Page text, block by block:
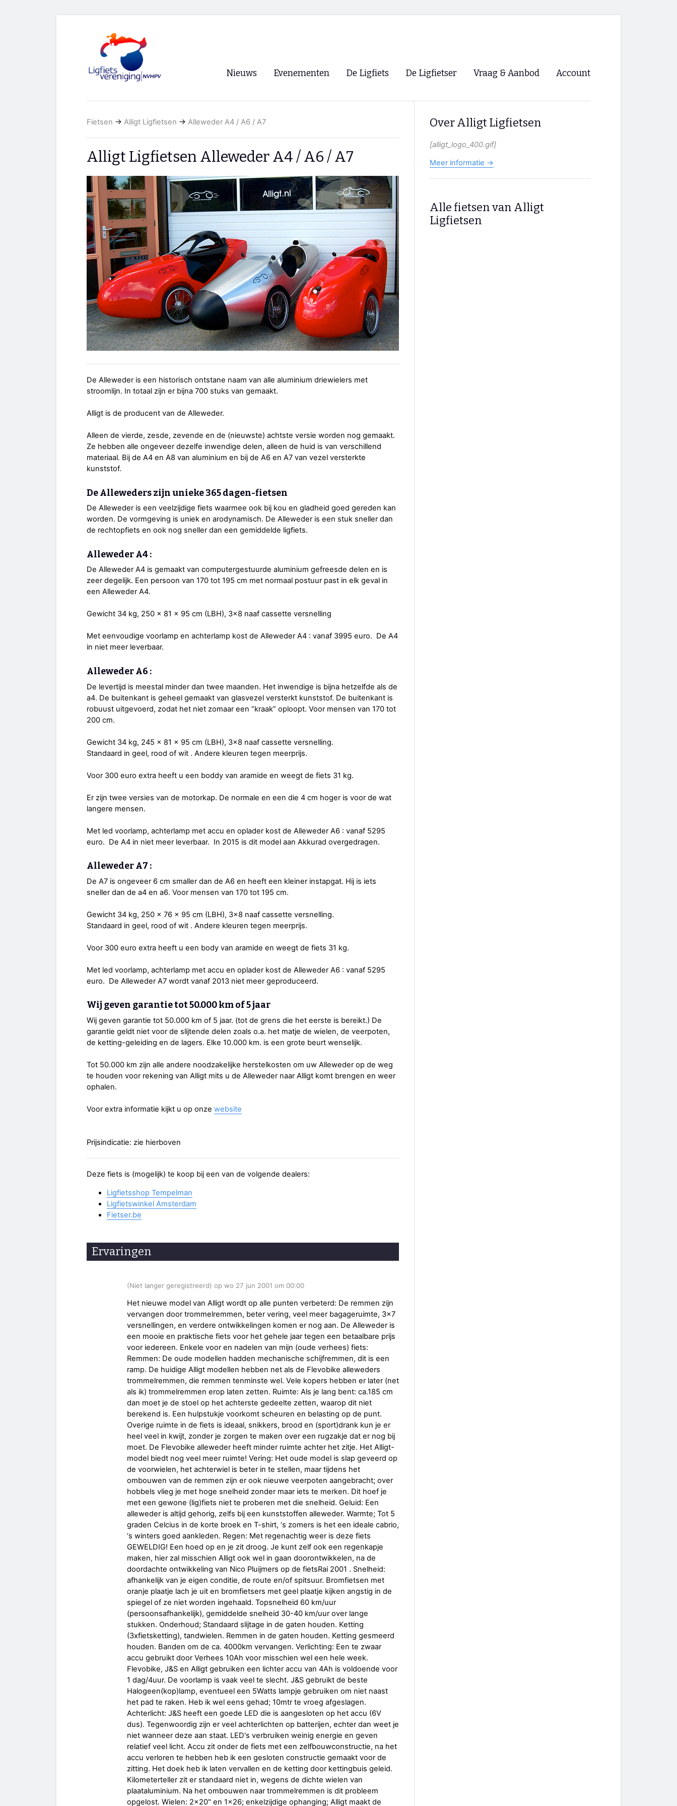
Nieuws Evenementen
WK Ligfietsen 2026
CycleVision
Oliebollentocht
De Ligfiets De Ligfietser
Ligfietsvereninging NVHPV
Lokale Fietsverenigingen
Forum ligfietsers.nl 🡺
Vraag & Aanbod Account
Fietsen → Alligt Ligfietsen → Alleweder A4 / A6 / A7
Alligt Ligfietsen Alleweder A4 / A6 / A7
De Alleweder is een historisch ontstane naam van alle aluminium driewielers met
stroomlijn. In totaal zijn er bijna 700 stuks van gemaakt.
Alligt is de producent van de Alleweder.
Alleen de vierde, zesde, zevende en de (nieuwste) achtste versie worden nog gemaakt.
Ze hebben alle ongeveer dezelfe inwendige delen, alleen de huid is van verschillend
materiaal. Bij de A4 en A8 van aluminium en bij de A6 en A7 van vezel versterkte
kunststof.
De Alleweders zijn unieke 365 dagen-fietsen
De Alleweder is een veelzijdige fiets waarmee ook bij kou en gladheid goed gereden kan
worden. De vormgeving is uniek en arodynamisch. De Alleweder is een stuk sneller dan
de rechtopfiets en ook nog sneller dan een gemiddelde ligfiets.
Alleweder A4 :
De Alleweder A4 is gemaakt van computergestuurde aluminium gefreesde delen en is
zeer degelijk. Een persoon van 170 tot 195 cm met normaal postuur past in elk geval in
een Alleweder A4.
Gewicht 34 kg, 250 x 81 x 95 cm (LBH), 3x8 naaf cassette versnelling
Met eenvoudige voorlamp en achterlamp kost de Alleweder A4 : vanaf 3995 euro. De A4
in niet meer leverbaar.
Alleweder A6 :
De levertijd is meestal minder dan twee maanden. Het inwendige is bijna hetzelfde als de
a4. De buitenkant is geheel gemaakt van glasvezel versterkt kunststof. De buitenkant is
robuust uitgevoerd, zodat het niet zomaar een “kraak” oploopt. Voor mensen van 170 tot
200 cm.
Gewicht 34 kg, 245 x 81 x 95 cm (LBH), 3x8 naaf cassette versnelling.
Standaard in geel, rood of wit . Andere kleuren tegen meerprijs.
Voor 300 euro extra heeft u een boddy van aramide en weegt de fiets 31 kg.
Er zijn twee versies van de motorkap. De normale en een die 4 cm hoger is voor de wat
langere mensen.
Met led voorlamp, achterlamp met accu en oplader kost de Alleweder A6 : vanaf 5295
euro. De A4 in niet meer leverbaar. In 2015 is dit model aan Akkurad overgedragen.
Alleweder A7 :
De A7 is ongeveer 6 cm smaller dan de A6 en heeft een kleiner instapgat. Hij is iets
sneller dan de a4 en a6. Voor mensen van 170 tot 195 cm.
Gewicht 34 kg, 250 x 76 x 95 cm (LBH), 3x8 naaf cassette versnelling.
Standaard in geel, rood of wit . Andere kleuren tegen meerprijs.
Voor 300 euro extra heeft u een body van aramide en weegt de fiets 31 kg.
Met led voorlamp, achterlamp met accu en oplader kost de Alleweder A6 : vanaf 5295
euro. De Alleweder A7 wordt vanaf 2013 niet meer geproduceerd.
Wij geven garantie tot 50.000 km of 5 jaar
Wij geven garantie tot 50.000 km of 5 jaar. (tot de grens die het eerste is bereikt.) De
garantie geldt niet voor de slijtende delen zoals o.a. het matje de wielen, de veerpoten,
de ketting-geleiding en de lagers. Elke 10.000 km. is een grote beurt wenselijk.
Tot 50.000 km zijn alle andere noodzakelijke herstelkosten om uw Alleweder op de weg
te houden voor rekening van Alligt mits u de Alleweder naar Alligt komt brengen en weer
ophalen.
Voor extra informatie kijkt u op onze website
Prijsindicatie: zie hierboven
Deze fiets is (mogelijk) te koop bij een van de volgende dealers:
Ligfietsshop Tempelman
Ligfietswinkel Amsterdam
Fietser.be
Ervaringen
(Niet langer geregistreerd) op wo 27 jun 2001 om 00:00
Het nieuwe model van Alligt wordt op alle punten verbeterd: De remmen zijn
vervangen door trommelremmen, beter vering, veel meer bagageruimte, 3x7
versnellingen, en verdere ontwikkelingen komen er nog aan. De Alleweder is
een mooie en praktische fiets voor het gehele jaar tegen een betaalbare prijs
voor iedereen. Enkele voor en nadelen van mijn (oude verhees) fiets:
Remmen: De oude modellen hadden mechanische schijfremmen, dit is een
ramp. De huidige Alligt modellen hebben net als de Flevobike alleweders
trommelremmen, die remmen tenminste wel. Vele kopers hebben er later (net
als ik) trommelremmen erop laten zetten. Ruimte: Als je lang bent: ca.185 cm
dan moet je de stoel op het achterste gedeelte zetten, waarop dit niet
berekend is. Een hulpstukje voorkomt scheuren en belasting op de punt.
Overige ruimte in de fiets is ideaal, snikkers, brood en (sport)drank kun je er
heel veel in kwijt, zonder je zorgen te maken over een rugzakje dat er nog bij
moet. De Flevobike alleweder heeft minder ruimte achter het zitje. Het Alligt-
model biedt nog veel meer ruimte! Vering: Het oude model is slap geveerd op
de voorwielen, het achterwiel is beter in te stellen, maar tijdens het
ombouwen van de remmen zijn er ook nieuwe veerpoten aangebracht; over
hobbels vlieg je met hoge snelheid zonder maar iets te merken. Dit hoef je
met een gewone (lig)fiets niet te proberen met die snelheid. Geluid: Een
alleweder is altijd gehorig, zelfs bij een kunststoffen alleweder. Warmte; Tot 5
graden Celcius in de korte broek en T-shirt, ‘s zomers is het een ideale cabrio,
‘s winters goed aankleden. Regen: Met regenachtig weer is deze fiets
GEWELDIG! Een hoed op en je zit droog. Je kunt zelf ook een regenkapje
maken, hier zal misschien Alligt ook wel in gaan doorontwikkelen, na de
doordachte ontwikkeling van Nico Pluijmers op de fietsRai 2001 . Snelheid:
afhankelijk van je eigen conditie, de route en/of spitsuur. Bromfietsen met
oranje plaatje lach je uit en bromfietsers met geel plaatje kijken angstig in de
spiegel of ze niet worden ingehaald. Topsnelheid 60 km/uur
(persoonsafhankelijk), gemiddelde snelheid 30-40 km/uur over lange
stukken. Onderhoud; Standaard slijtage in de gaten houden. Ketting
(3xfietsketting), tandwielen. Remmen in de gaten houden. Ketting gesmeerd
houden. Banden om de ca. 4000km vervangen. Verlichting: Een te zwaar
accu gebruikt door Verhees 10Ah voor misschien wel een hele week.
Flevobike, J&S en Alligt gebruiken een lichter accu van 4Ah is voldoende voor
1 dag/4uur. De voorlamp is vaak veel te slecht. J&S gebruikt de beste
Halogeen(kop)lamp, eventueel een 5Watts lampje gebruiken om niet naast
het pad te raken. Heb ik wel eens gehad; 10mtr te vroeg afgeslagen.
Achterlicht: J&S heeft een goede LED die is aangesloten op het accu (6V
dus). Tegenwoordig zijn er veel achterlichten op batterijen, echter dan weet je
niet wanneer deze aan staat. LED's verbruiken weinig energie en geven
relatief veel licht. Accu zit onder de fiets met een zelfbouwconstructie, na het
accu verloren te hebben heb ik een gesloten constructie gemaakt voor de
zitting. Het doek heb ik laten vervallen en de ketting door kettingbuis geleid.
Kilometerteller zit er standaard niet in, wegens de dichte wielen van
plaataluminium. Na het ombouwen naar trommelremmen is dit probleem
opgelost. Wielen: 2x20" en 1x26; enkelzijdige ophanging; Alligt maakt de
Over Alligt Ligfietsen
[alligt_logo_400.gif]
Meer informatie →
Alle fietsen van Alligt
Ligfietsen